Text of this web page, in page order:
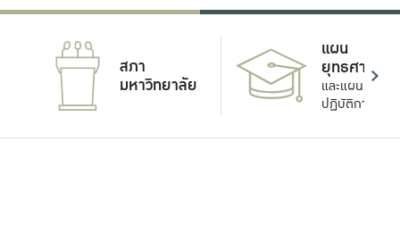
สภา
มหาวิทยาลัย
แผน
ยุทธศาสตร์
และแผน
ปฏิบัติการ